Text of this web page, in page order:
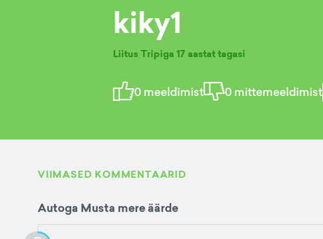
kiky1
Liitus Tripiga 17 aastat tagasi
0meeldimist 0mittemeeldimist
VIIMASED KOMMENTAARID
Autoga Musta mere äärde